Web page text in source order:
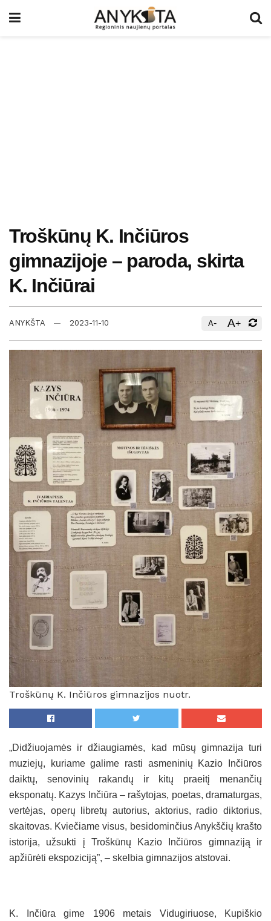
Troškūnų K. Inčiūros
gimnazijoje – paroda, skirta
K. Inčiūrai
ANYKŠTA 2023-11-10 A- A+
Troškūnų K. Inčiūros gimnazijos nuotr.
„Didžiuojamės ir džiaugiamės, kad mūsų gimnazija turi
muziejų, kuriame galime rasti asmeninių Kazio Inčiūros
daiktų, senovinių rakandų ir kitų praeitį menančių
eksponatų. Kazys Inčiūra – rašytojas, poetas, dramaturgas,
vertėjas, operų libretų autorius, aktorius, radio diktorius,
skaitovas. Kviečiame visus, besidominčius Anykščių krašto
istorija, užsukti į Troškūnų Kazio Inčiūros gimnaziją ir
apžiūrėti ekspoziciją”, – skelbia gimnazijos atstovai.
K. Inčiūra gime 1906 metais Vidugiriuose, Kupiškio